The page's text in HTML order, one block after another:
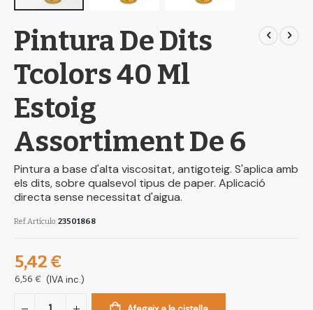
to
the
images
gallery
Pintura De Dits
Tcolors 40 Ml
Estoig
Assortiment De 6
Pintura a base d'alta viscositat, antigoteig. S'aplica amb
els dits, sobre qualsevol tipus de paper. Aplicació
directa sense necessitat d'aigua.
Ref.Artículo 23501868
5,42 €
6,56 € (IVA inc.)